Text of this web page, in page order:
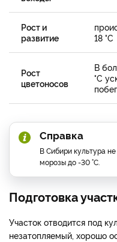
Рост и
развитие
18 °C
Рост
цветоносов
В
°C
Справка
В Сибири культура
морозы до -30 °C.
Подготовка
Участок отводится под
незатопляемый, хорошо